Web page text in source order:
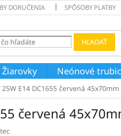
DORUČENIA SPÔSOBY PLATBY
HĽADAŤ
Žiarovky Neónové
E14 DC1655 červená 45x70mm
červená